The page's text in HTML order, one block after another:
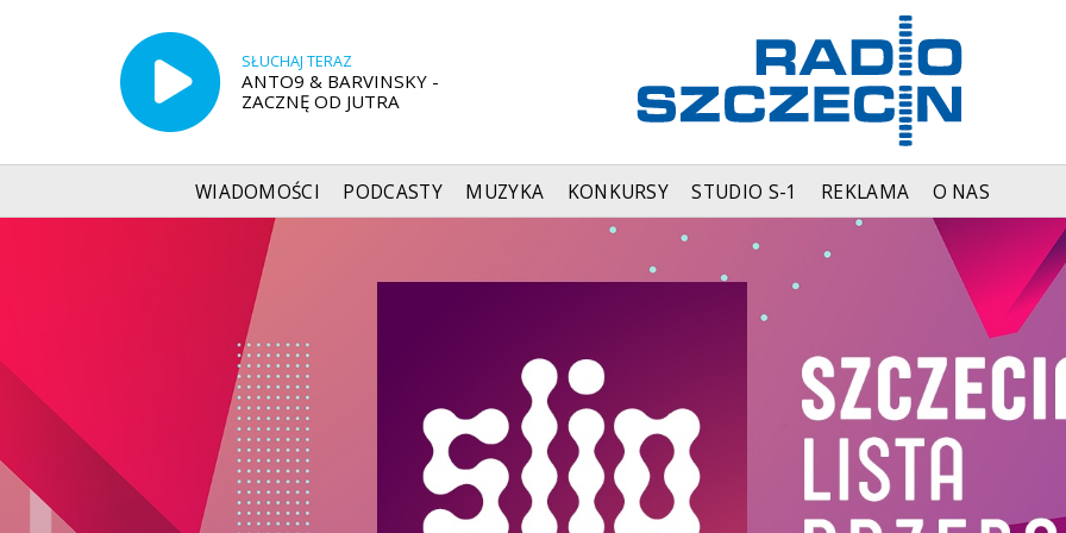
SŁUCHAJ TERAZ
ANTO9 & BARVINSKY -
ZACZNĘ OD JUTRA
WIADOMOŚCI PODCASTY MUZYKA KONKURSY STUDIO S-1 REKLAMA O NAS